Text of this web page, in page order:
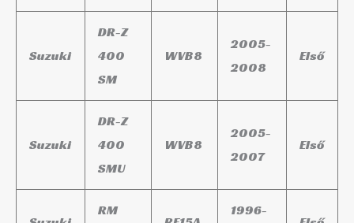
Suzuki
DR-Z
400
SM
WVB8
2005-
2008
Első
Suzuki
DR-Z
400
SMU
WVB8
2005-
2007
Első
RM 1996-